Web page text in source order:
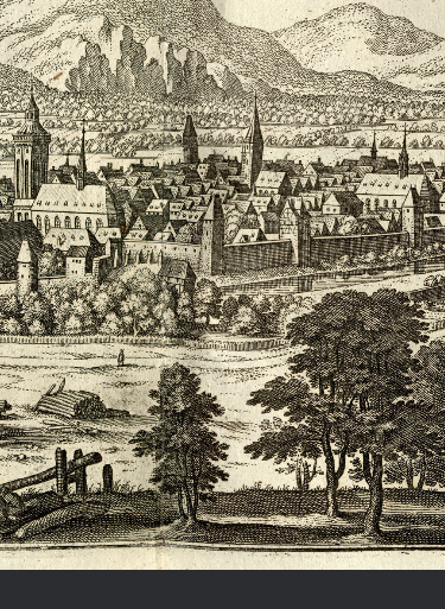
Deutsch-französische Geschichte
Rhein
Chronologie der deutsch-
Geschichte
UND WERT DER